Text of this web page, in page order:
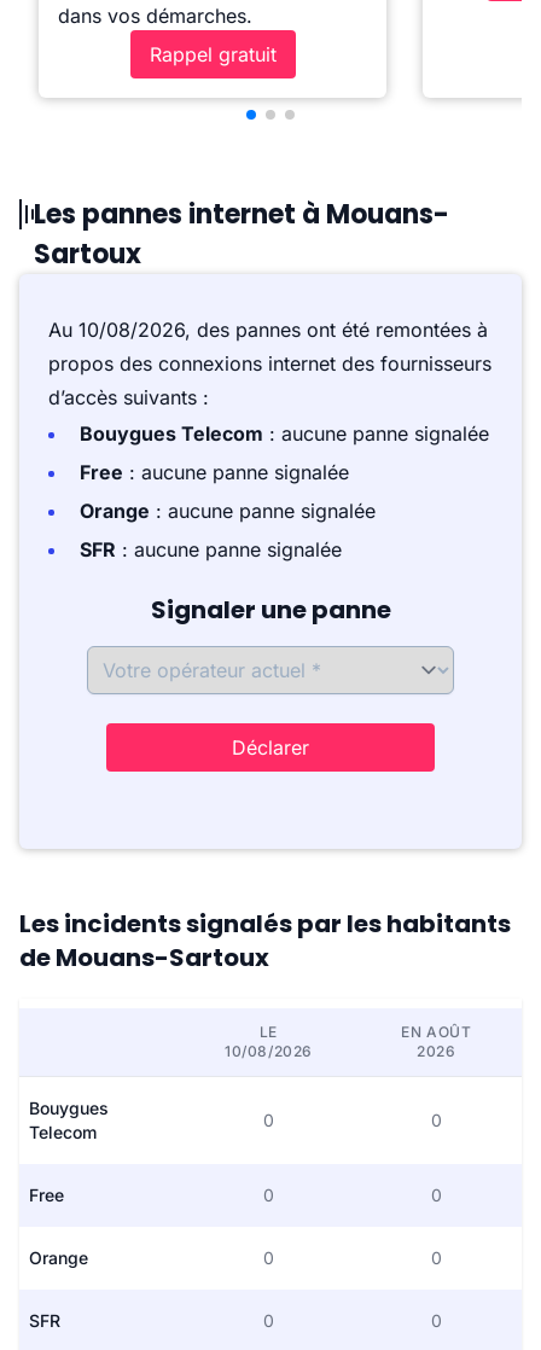
dans vos démarches.
Rappel gratuit
Les pannes internet à Mouans-
Sartoux
Au 10/08/2026, des pannes ont été remontées à
propos des connexions internet des fournisseurs
d’accès suivants :
Bouygues Telecom : aucune panne signalée
Free : aucune panne signalée
Orange : aucune panne signalée
SFR : aucune panne signalée
Signaler une panne
Déclarer
Les incidents signalés par les habitants
de Mouans-Sartoux
LE
10/08/2026
EN AOÛT
2026
Bouygues
Telecom
0 0
Free 0 0
Orange 0 0
SFR 0 0